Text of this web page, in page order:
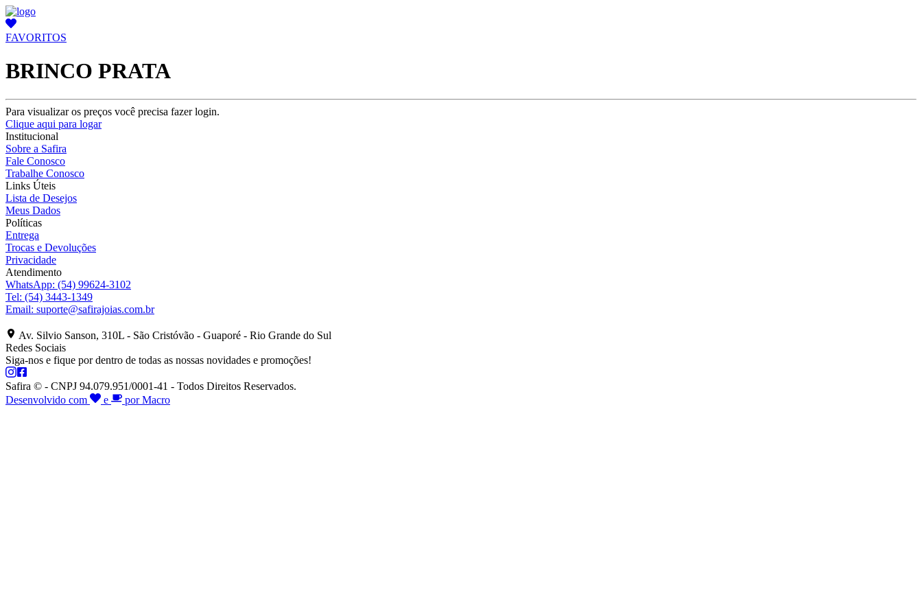
FAVORITOS
BRINCO PRATA
Para visualizar os preços você precisa fazer login.
Clique aqui para logar
Institucional
Sobre a Safira
Fale Conosco
Trabalhe Conosco
Links Úteis
Lista de Desejos
Meus Dados
Políticas
Entrega
Trocas e Devoluções
Privacidade
Atendimento
WhatsApp: (54) 99624-3102
Tel: (54) 3443-1349
Email: suporte@safirajoias.com.br
Av. Silvio Sanson, 310L - São Cristóvão - Guaporé - Rio Grande do Sul
Redes Sociais
Siga-nos e fique por dentro de todas as nossas novidades e promoções!
Safira © - CNPJ 94.079.951/0001-41 - Todos Direitos Reservados.
Desenvolvido com
e por Macro